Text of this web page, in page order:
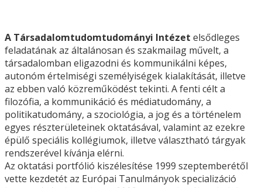
A Társadalomtudomtudományi Intézet elsődleges
feladatának az általánosan és szakmailag művelt, a
társadalomban eligazodni és kommunikálni képes,
autonóm értelmiségi személyiségek kialakítását, illetve
az ebben való közreműködést tekinti. A fenti célt a
filozófia, a kommunikáció és médiatudomány, a
politikatudomány, a szociológia, a jog és a történelem
egyes részterületeinek oktatásával, valamint az ezekre
épülő speciális kollégiumok, illetve választható tárgyak
rendszerével kívánja elérni.
Az oktatási portfólió kiszélesítése 1999 szeptemberétől
vette kezdetét az Európai Tanulmányok specializáció